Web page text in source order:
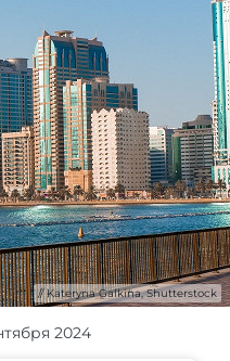
Kateryna Galkina, Shutterstock
2024